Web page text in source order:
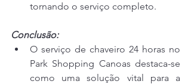
tornando o serviço completo.
Conclusão:
O serviço de chaveiro 24 horas no
Park Shopping Canoas destaca-se
como uma solução vital para a